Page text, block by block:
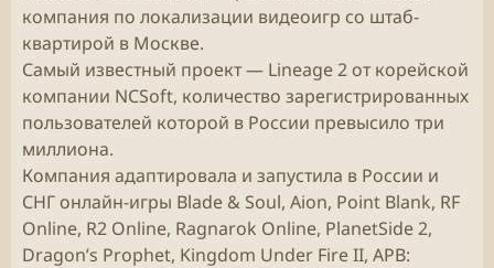
компания по локализации видеоигр со штаб-
квартирой в Москве.
Самый известный проект — Lineage 2 от корейской
компании NCSoft, количество зарегистрированных
пользователей которой в России превысило три
миллиона.
Компания адаптировала и запустила в России и
СНГ онлайн-игры Blade & Soul, Aion, Point Blank, RF
Online, R2 Online, Ragnarok Online, PlanetSide 2,
Dragon’s Prophet, Kingdom Under Fire II, АРВ: